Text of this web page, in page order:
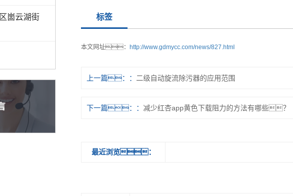
崮云湖街
标签
本文网址： http://www.gdmycc.com/news/827.html
上一篇： 二级自动旋流除污器的应用范围
下一篇： 减少红杏app黄色下载阻力的方法有哪些？
最近浏览：